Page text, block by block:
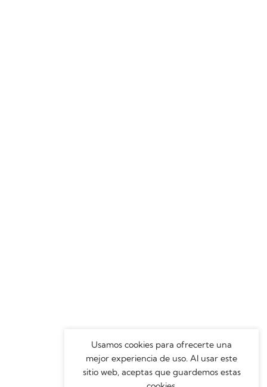
Usamos cookies para ofrecerte una
mejor experiencia de uso. Al usar este
sitio web, aceptas que guardemos estas